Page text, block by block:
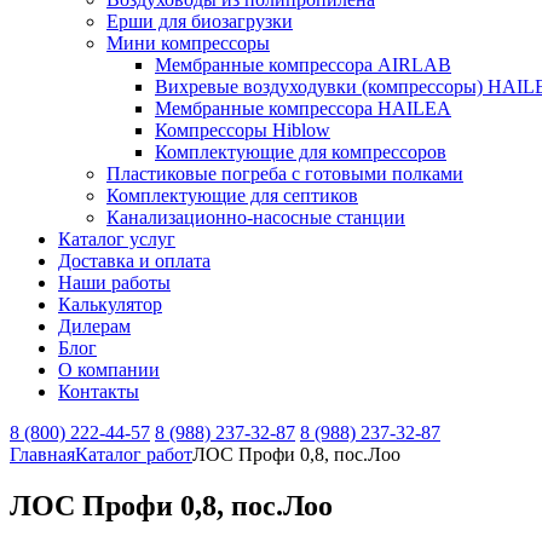
Ерши для биозагрузки
Мини компрессоры
Мембранные компрессора AIRLAB
Вихревые воздуходувки (компрессоры)
Мембранные компрессора HAILEA
Компрессоры Hiblow
Комплектующие для компрессоров
Пластиковые погреба с готовыми полками
Комплектующие для септиков
Канализационно-насосные станции
Каталог услуг
Доставка и оплата
Наши работы
Калькулятор
Дилерам
Блог
О компании
Контакты
8 (800) 222-44-57 8 (988) 237-32-87 8 (988) 237-32-87
ГлавнаяКаталог работЛОС Профи 0,8, пос.Лоо
ЛОС Профи 0,8, пос.Лоо